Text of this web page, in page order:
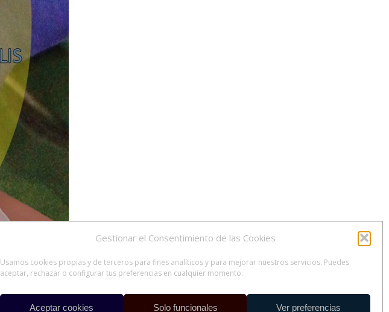
Gestionar el Consentimiento de las Cookies
Usamos cookies propias y de terceros para fines analíticos y para mejorar nuestros servicios. Puedes
aceptar, rechazar o configurar tus preferencias en cualquier momento.
Aceptar cookies Solo funcionales Ver preferencias